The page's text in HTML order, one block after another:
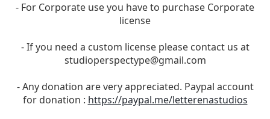
- For Corporate use you have to purchase Corporate
license
- If you need a custom license please contact us at
studioperspectype@gmail.com
- Any donation are very appreciated. Paypal account
for donation : https://paypal.me/letterenastudios